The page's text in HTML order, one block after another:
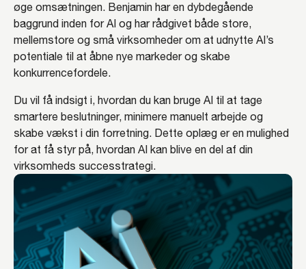
øge omsætningen. Benjamin har en dybdegående
baggrund inden for AI og har rådgivet både store,
mellemstore og små virksomheder om at udnytte AI’s
potentiale til at åbne nye markeder og skabe
konkurrencefordele.
Du vil få indsigt i, hvordan du kan bruge AI til at tage
smartere beslutninger, minimere manuelt arbejde og
skabe vækst i din forretning. Dette oplæg er en mulighed
for at få styr på, hvordan AI kan blive en del af din
virksomheds successtrategi.